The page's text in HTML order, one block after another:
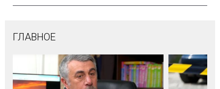
ГЛАВНОЕ